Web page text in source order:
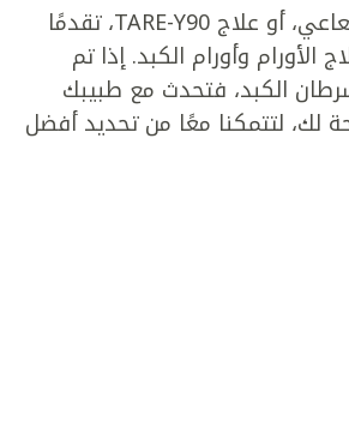
يمثل الانصمام الشعاعي، أو علاج TARE-Y90، تقدمًا
وأورام الكبد. إذا تم
الكبد، فتحدث مع طبيبك
لك، لتتمكنا معًا من تحديد أفضل